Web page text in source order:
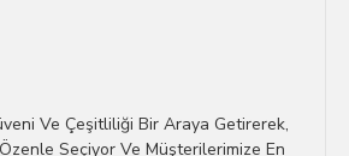
Ve Çeşitliliği Bir Araya Getirerek,
Seçiyor Ve Müşterilerimize En